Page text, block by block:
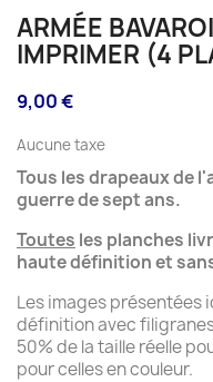
ARMÉE
IMPRIMER (4
9,00 €
Aucune taxe
Tous les drapeaux de
guerre de sept ans.
Toutes les planches
haute définition et
Les images présentées
définition avec
50% de la taille réelle
pour celles en couleur.